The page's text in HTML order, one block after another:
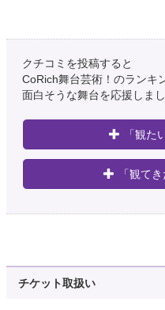
クチコミを投稿すると
CoRich舞台芸術！のランキ
面白そうな舞台を応援しまし
「観た
「観て
チケット取扱い